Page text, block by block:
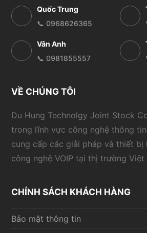
Quốc Trung
📞 0968626365
Vân Anh
📞 0981855557
VỀ CHÚNG TÔI
Du Hung Technolgy Joint Stock
trong lĩnh vực công nghệ thông
cung cấp các giải pháp và thiết bị
công nghệ VOIP tại thị trường Việt
CHÍNH SÁCH KHÁCH HÀNG
Bảo mật thông tin